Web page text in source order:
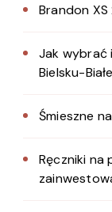
Brandon
Jak
Bielsku-
Śmieszne
Ręczniki na